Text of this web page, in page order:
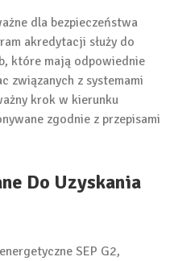
dla bezpieczeństwa
akredytacji służy do
które mają odpowiednie
związanych z systemami
krok w kierunku
zgodnie z przepisami
Do Uzyskania
SEP G2,